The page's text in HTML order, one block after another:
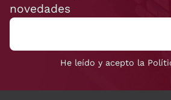
novedades
He leído y acepto la